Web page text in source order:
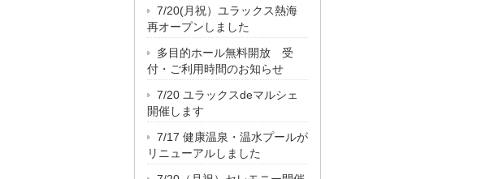
7/20(月祝）ユラックス熱海
再オープンしました
多目的ホール無料開放 受
付・ご利用時間のお知らせ
7/20 ユラックスdeマルシェ
開催します
7/17 健康温泉・温水プールが
リニューアルしました